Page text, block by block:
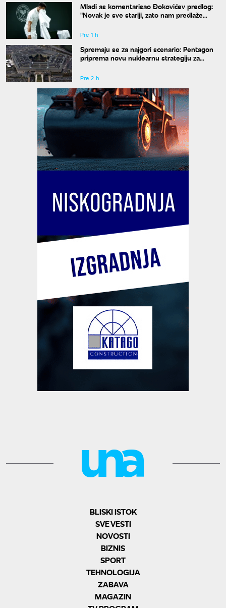
Mladi as komentarisao Đokovićev predlog:
"Novak je sve stariji, zato nam predlaže
Pre 1 h
Spremaju se za najgori scenario: Pentagon
priprema novu nuklearnu strategiju za
Pre 2 h
BLISKI ISTOK
SVE VESTI
NOVOSTI
BIZNIS
SPORT
TEHNOLOGIJA
ZABAVA
MAGAZIN